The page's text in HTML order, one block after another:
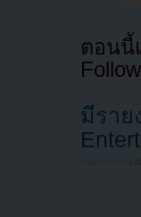
ตอนนี้
มีราย